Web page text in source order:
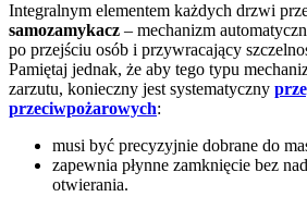
Integralnym elementem każdych drzwi
samozamykacz – mechanizm
po przejściu osób i przywracający
Pamiętaj jednak, że aby tego typu
zarzutu, konieczny jest systematyczny
przeciwpożarowych:
musi być precyzyjnie dobrane do
zapewnia płynne zamknięcie bez
otwierania.